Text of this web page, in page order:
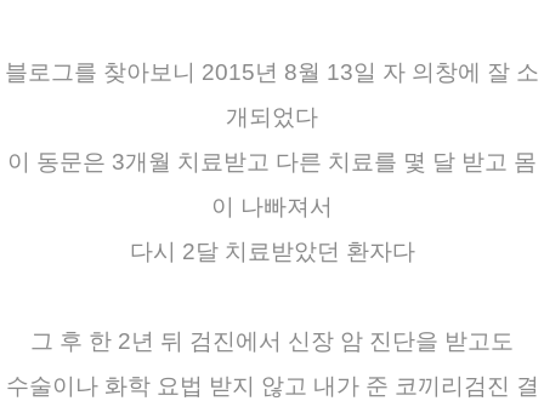
블로그를 찾아보니 2015년 8월 13일 자 의창에 잘 소
개되었다
이 동문은 3개월 치료받고 다른 치료를 몇 달 받고 몸
이 나빠져서
다시 2달 치료받았던 환자다
그 후 한 2년 뒤 검진에서 신장 암 진단을 받고도
수술이나 화학 요법 받지 않고 내가 준 코끼리검진 결